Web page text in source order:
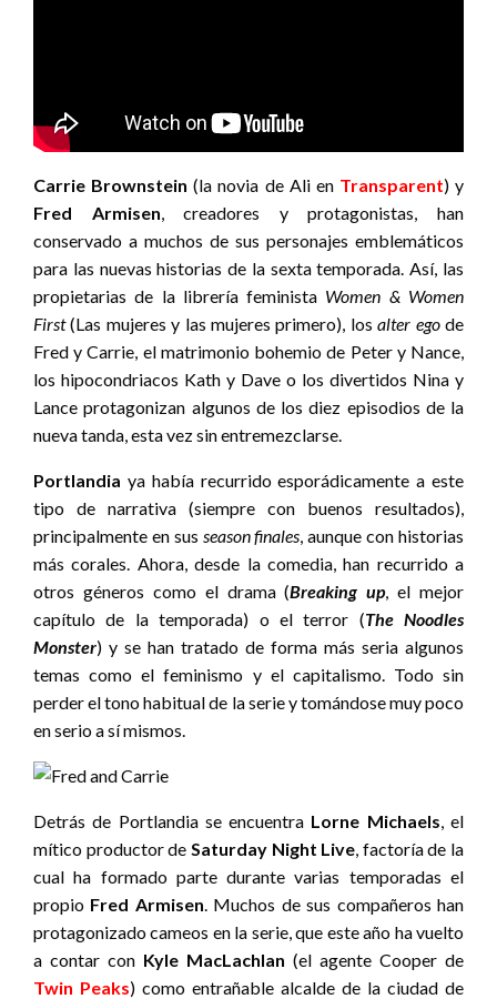
Carrie Brownstein (la novia de Ali en Transparent) y
Fred Armisen , creadores y protagonistas, han
conservado a muchos de sus personajes emblemáticos
para las nuevas historias de la sexta temporada. Así, las
propietarias de la librería feminista Women & Women
First(Las mujeres y las mujeres primero), losalter egode
Fred y Carrie, el matrimonio bohemio de Peter y Nance,
los hipocondriacos Kath y Dave o los divertidos Nina y
Lance protagonizan algunos de los diez episodios de la
nueva tanda, esta vez sin entremezclarse.
Portlandia ya había recurrido esporádicamente a este
tipo de narrativa (siempre con buenos resultados),
principalmente en sus season finales , aunque con historias
más corales. Ahora, desde la comedia, han recurrido a
otros géneros como el drama (Breaking up, el mejor
capítulo de la temporada) o el terror (The Noodles
Monster) y se han tratado de forma más seria algunos
temas como el feminismo y el capitalismo. Todo sin
perder el tono habitual de la serie y tomándose muy poco
en serio a sí mismos.
Detrás de Portlandia se encuentra Lorne Michaels , el
mítico productor de Saturday Night Live , factoría de la
cual ha formado parte durante varias temporadas el
propio Fred Armisen . Muchos de sus compañeros han
protagonizado cameos en la serie, que este año ha vuelto
a contar con Kyle MacLachlan (el agente Cooper de
Twin Peaks) como entrañable alcalde de la ciudad de